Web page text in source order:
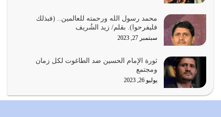
يشاء ويذل من يشاء
يوليو 21, 2026
كل زمان…
يوليو 19, 2026
الوظيفة عبارة عن مسؤولية يجب النهوض بها كما ينبغي لكي
محمد رسول الله ورحمته للعالمين.. (فبذلك
فليفرحوا). بقلم/ زيد الشُريف
سبتمبر 27, 2023
ثورة الإمام الحسين ضد الطاغوت لكل زمان
ومجتمع
يوليو 26, 2023